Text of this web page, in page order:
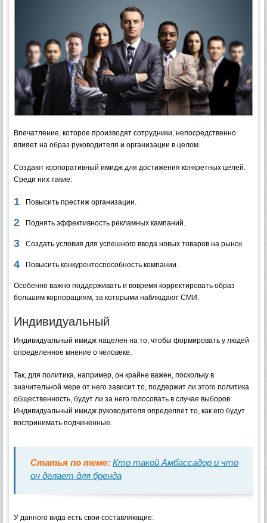
Впечатление, которое производят сотрудники, непосредственно
влияет на образ руководителя и организации в целом.
Создают корпоративный имидж для достижения конкретных целей.
Среди них такие:
Повысить престиж организации.
Поднять эффективность рекламных кампаний.
Создать условия для успешного ввода новых товаров на рынок.
Повысить конкурентоспособность компании.
Особенно важно поддерживать и вовремя корректировать образ
большим корпорациям, за которыми наблюдают СМИ.
Индивидуальный
Индивидуальный имидж нацелен на то, чтобы формировать у людей
определенное мнение о человеке.
Так, для политика, например, он крайне важен, поскольку в
значительной мере от него зависит то, поддержит ли этого политика
общественность, будут ли за него голосовать в случае выборов.
Индивидуальный имидж руководителя определяет то, как его будут
воспринимать подчиненные.
Статья по теме: Кто такой Амбассадор и что
он делает для бренда
У данного вида есть свои составляющие: